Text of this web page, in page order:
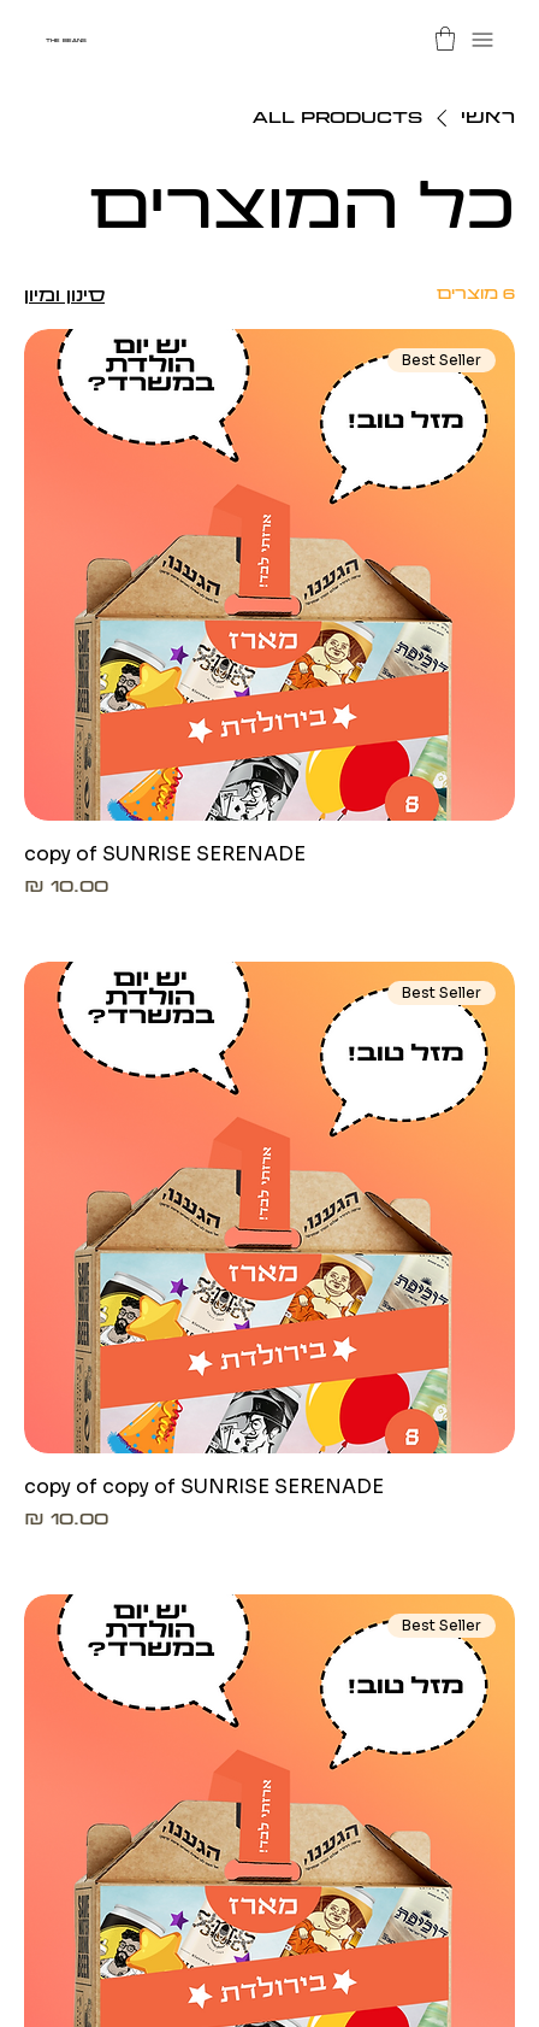
THE BEANS
ראשי All Products
כל המוצרים
6 מוצרים סינון ומיון
Best Seller
copy of SUNRISE SERENADE
מחיר
Best Seller
copy of copy of SUNRISE SERENADE
מחיר
Best Seller